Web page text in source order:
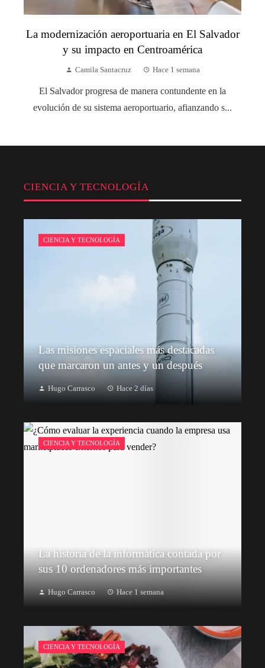
La modernización aeroportuaria en El Salvador
y su impacto en Centroamérica
Camila Santacruz Hace 1 semana
El Salvador progresa de manera contundente en la
evolución de su sistema aeroportuario, afianzando s...
CIENCIA Y TECNOLOGÍA
CIENCIA Y TECNOLOGÍA
Las misiones espaciales más destacadas
que marcaron un antes y un después
Hugo Carrasco Hace 2 días
CIENCIA Y TECNOLOGÍA
La historia de la informática contada por
sus 10 ordenadores más importantes
Hugo Carrasco Hace 1 semana
CIENCIA Y TECNOLOGÍA